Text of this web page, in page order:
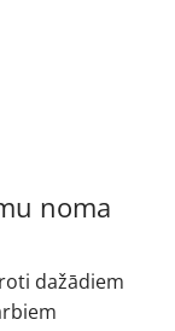
noma
dažādiem